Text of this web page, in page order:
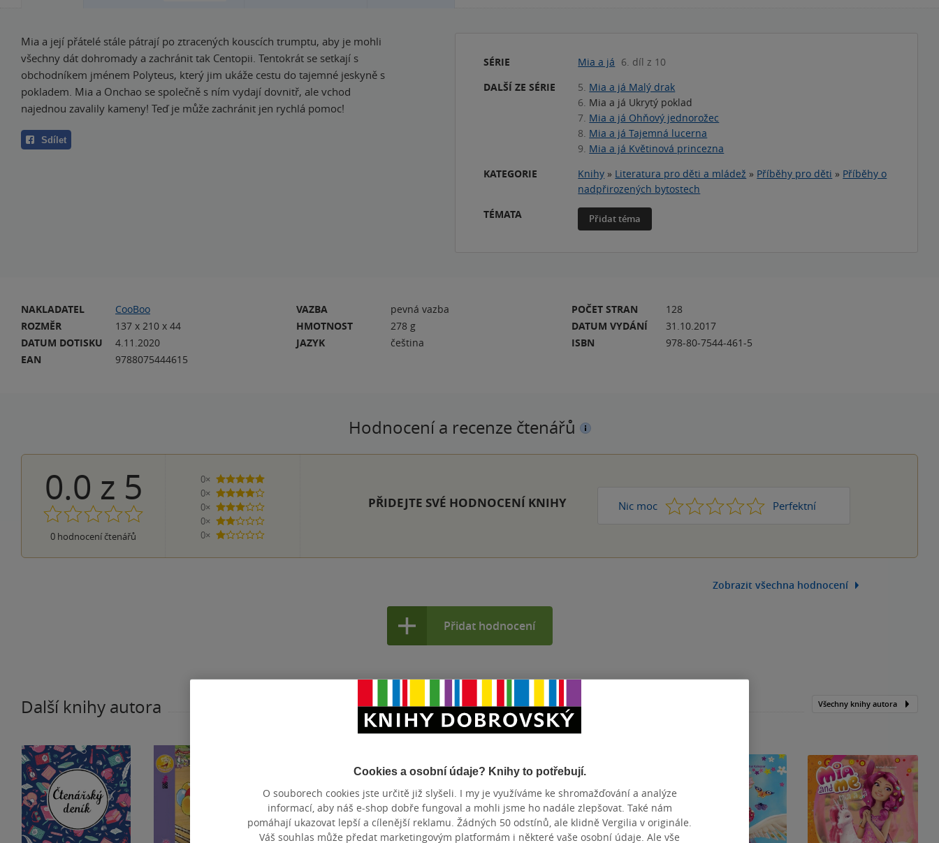
Mia a její přátelé stále pátrají po ztracených kouscích trumptu, aby je mohli
všechny dát dohromady a zachránit tak Centopii. Tentokrát se setkají s
obchodníkem jménem Polyteus, který jim ukáže cestu do tajemné jeskyně s
pokladem. Mia a Onchao se společně s ním vydají dovnitř, ale vchod
najednou zavalily kameny! Teď je může zachránit jen rychlá pomoc!
Sdílet
SÉRIE Mia a já 6. díl z 10
DALŠÍ ZE SÉRIE
5. Mia a já Malý drak
6. Mia a já Ukrytý poklad
7. Mia a já Ohňový jednorožec
8. Mia a já Tajemná lucerna
9. Mia a já Květinová princezna
KATEGORIE
Knihy » Literatura pro děti a mládež » Příběhy pro děti » Příběhy o
nadpřirozených bytostech
TÉMATA
Přidat téma
NAKLADATEL
CooBoo
ROZMĚR
137 x 210 x 44
DATUM DOTISKU
4.11.2020
EAN
9788075444615
VAZBA
pevná vazba
HMOTNOST
278 g
JAZYK
čeština
POČET STRAN
128
DATUM VYDÁNÍ
31.10.2017
ISBN
978-80-7544-461-5
Hodnocení a recenze čtenářů
0.0 z 5
0 hodnocení čtenářů
0×
5 hvězdiček
0×
4 hvězdičky
0×
3 hvězdičky
0×
2 hvězdičky
0×
1 hvezdička
PŘIDEJTE SVÉ HODNOCENÍ KNIHY Nic moc 1 2 3 4 Perfektní
5
Zobrazit všechna hodnocení
Přidat hodnocení
Další knihy autora Všechny knihy autora
Cookies a osobní údaje? Knihy to potřebují.
O souborech cookies jste určitě již slyšeli. I my je využíváme ke shromažďování a analýze
informací, aby náš e-shop dobře fungoval a mohli jsme ho nadále zlepšovat. Také nám
pomáhají ukazovat lepší a cílenější reklamu. Žádných 50 odstínů, ale klidně Vergilia v originále.
Váš souhlas může předat marketingovým platformám i některé vaše osobní údaje. Ale vše